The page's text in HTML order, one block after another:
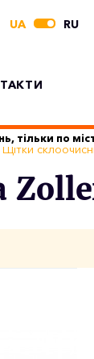
UA RU
тільки по
Щітки